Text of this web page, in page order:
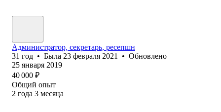
Администратор, секретарь, ресепшн
31 год • Была 23 февраля 2021 • Обновлено
25 января 2019
40 000 ₽
Общий опыт
2 года 3 месяца